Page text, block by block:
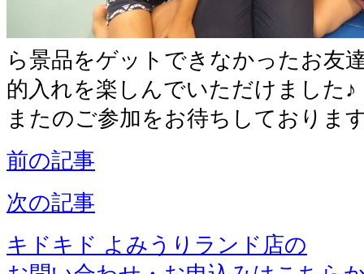
ら景品をゲットできなかったお友
的入れを楽しんでいただけました♪
またのご参加をお待ちしておりま
前の記事
次の記事
キドキド よみうりランド店の